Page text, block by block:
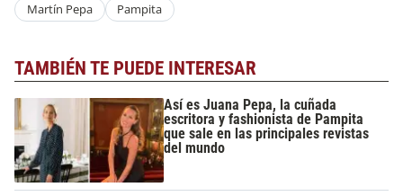
Martín Pepa Pampita
TAMBIÉN TE PUEDE INTERESAR
Así es Juana Pepa, la cuñada
escritora y fashionista de Pampita
que sale en las principales revistas
del mundo